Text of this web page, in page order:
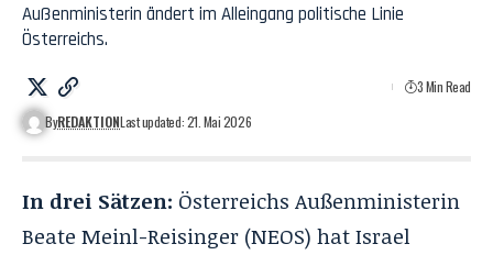
Außenministerin ändert im Alleingang politische Linie
Österreichs.
ByREDAKTIONLast updated: 21. Mai 2026
3 Min Read
In drei Sätzen: Österreichs Außenministerin
Beate Meinl-Reisinger (NEOS) hat Israel